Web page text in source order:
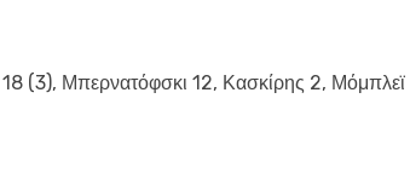
(3), Μπερνατόφσκι 12, Κασκίρης 2, Μόμπλεϊ